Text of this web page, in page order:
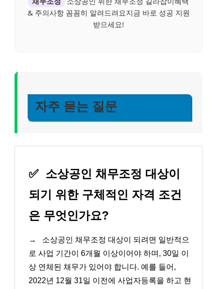
& 주의사항 꼼꼼히 알려드려요지금 바로 성공 지원
받으세요!
자주 묻는 질문
✅ 소상공인 채무조정 대상이
되기 위한 구체적인 자격 조건
은 무엇인가요?
→
소상공인 채무조정 대상이 되려면 일반적으
로 사업 기간이 6개월 이상이어야 하며, 30일 이
상 연체된 채무가 있어야 합니다. 예를 들어,
2022년 12월 31일 이전에 사업자등록을 하고 현